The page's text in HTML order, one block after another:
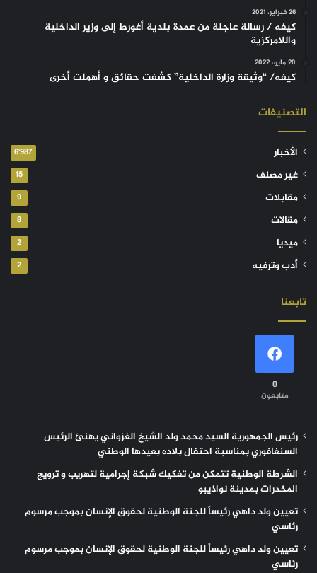
26 فبراير، 2021
كيفه / رسالة عاجلة من عمدة بلدية أغورط إلى وزير الداخلية
واللامركزية
20 مايو، 2022
كيفه/ “وثيقة وزارة الداخلية” كشفت حقائق و أهملت أخرى
التصنيفات
الأخبار 6٬987
غير مصنف 15
مقابلات 9
مقالات 8
ميديا 2
أدب وترفيه 2
تابعنا
0
متابعون
رئيس الجمهورية السيد محمد ولد الشيخ الغزواني يهنئ الرئيس
السنغافوري بمناسبة احتفال بلاده بعيدها الوطني
الشرطة الوطنية تتمكن من تفكيك شبكة إجرامية لتهريب و ترويج
المخدرات بمدينة نواذيبو
تعيين ولد داهي رئيساً للجنة الوطنية لحقوق الإنسان بموجب مرسوم
رئاسي
تعيين ولد داهي رئيساً للجنة الوطنية لحقوق الإنسان بموجب مرسوم
رئاسي